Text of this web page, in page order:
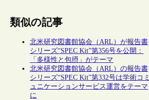
類似の記事
北米研究図書館協会（ARL）が報告書
シリーズ“SPEC Kit”第356号を公開：
「多様性と包摂」がテーマ
北米研究図書館協会（ARL）の報告書
シリーズ“SPEC Kit”第332号は学術コミ
ュニケーションサービス運営をテーマ
に